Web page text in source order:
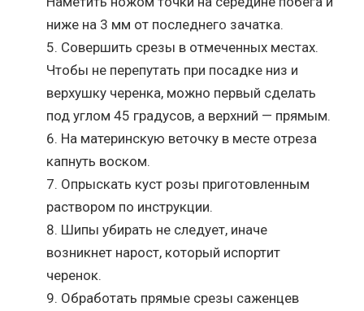
ниже на 3 мм от последнего зачатка.
Совершить срезы в отмеченных местах.
Чтобы не перепутать при посадке низ и
верхушку черенка, можно первый сделать
под углом 45 градусов, а верхний — прямым.
На материнскую веточку в месте отреза
капнуть воском.
Опрыскать куст розы приготовленным
раствором по инструкции.
Шипы убирать не следует, иначе
возникнет нарост, который испортит
черенок.
Обработать прямые срезы саженцев